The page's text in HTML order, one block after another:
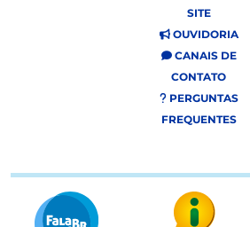
SITE
OUVIDORIA
CANAIS DE
CONTATO
PERGUNTAS
FREQUENTES